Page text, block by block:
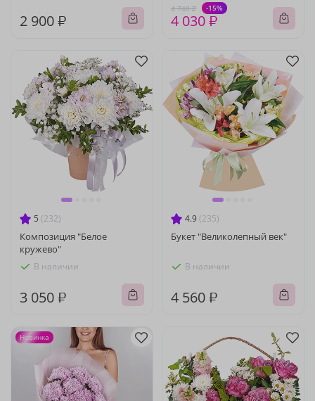
2 900 ₽
4 740 ₽ -15%
4 030 ₽
5 (232)
Композиция "Белое
кружево"
В наличии
3 050 ₽
4.9 (235)
Букет "Великолепный век"
В наличии
4 560 ₽
Новинка